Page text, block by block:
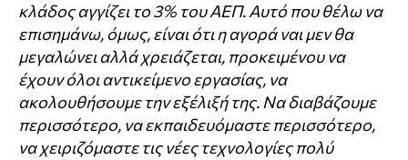
κλάδος αγγίζει το 3% του ΑΕΠ. Αυτό που θέλω να
επισημάνω, όμως, είναι ότι η αγορά ναι μεν θα
μεγαλώνει αλλά χρειάζεται, προκειμένου να
έχουν όλοι αντικείμενο εργασίας, να
ακολουθήσουμε την εξέλιξή της. Να διαβάζουμε
περισσότερο, να εκπαιδευόμαστε περισσότερο,
να χειριζόμαστε τις νέες τεχνολογίες πολύ